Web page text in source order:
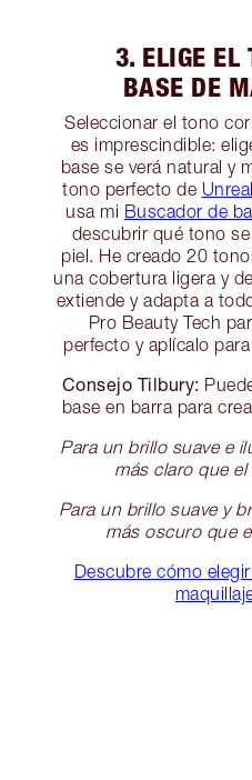
3. ELIGE EL
BASE DE
Seleccionar el tono
es imprescindible:
base se verá natural y
tono perfecto de
usa mi Buscador de
descubrir qué tono
piel. He creado 20
una cobertura ligera y
extiende y adapta a
Pro Beauty Tech
perfecto y aplícalo
Consejo Tilbury:
base en barra para
Para un brillo suave e
más claro que
Para un brillo suave y
más oscuro que
Descubre cómo